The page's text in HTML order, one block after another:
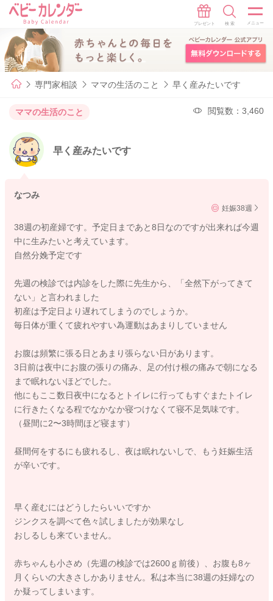
専門家相談 ママの生活のこと 早く産みたいです
ママの生活のこと 閲覧数：3,460
早く産みたいです
なつみ
妊娠38週
38週の初産婦です。予定日まであと8日なのですが出来れば今週
中に生みたいと考えています。
自然分娩予定です
先週の検診では内診をした際に先生から、「全然下がってきて
ない」と言われました
初産は予定日より遅れてしまうのでしょうか。
毎日体が重くて疲れやすい為運動はあまりしていません
お腹は頻繁に張る日とあまり張らない日があります。
3日前は夜中にお腹の張りの痛み、足の付け根の痛みで朝になる
まで眠れないほどでした。
他にもここ数日夜中になるとトイレに行ってもすぐまたトイレ
に行きたくなる程でなかなか寝つけなくて寝不足気味です。
（昼間に2〜3時間ほど寝ます）
昼間何をするにも疲れるし、夜は眠れないしで、もう妊娠生活
が辛いです。
早く産むにはどうしたらいいですか
ジンクスを調べて色々試しましたが効果なし
おしるしも来ていません。
赤ちゃんも小さめ（先週の検診では2600ｇ前後）、お腹も8ヶ
月くらいの大きさしかありません。私は本当に38週の妊婦なの
か疑ってしまいます。